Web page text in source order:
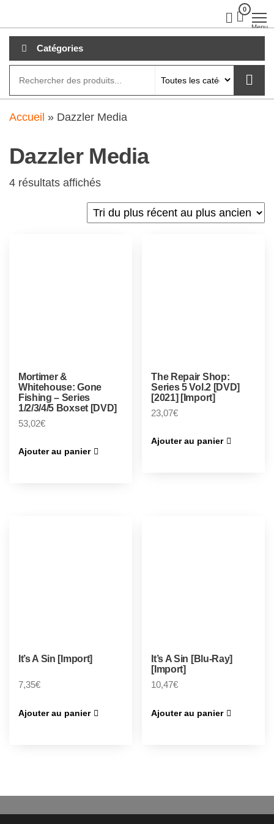
au
contenu
0
Menu
Catégories
Accueil » Dazzler Media
Dazzler Media
4 résultats affichés
Mortimer &
Whitehouse: Gone
Fishing – Series
1/2/3/4/5 Boxset [DVD]
53,02€
Ajouter au panier
The Repair Shop:
Series 5 Vol.2 [DVD]
[2021] [Import]
23,07€
Ajouter au panier
It’s A Sin [Import]
7,35€
Ajouter au panier
It’s A Sin [Blu-Ray]
[Import]
10,47€
Ajouter au panier